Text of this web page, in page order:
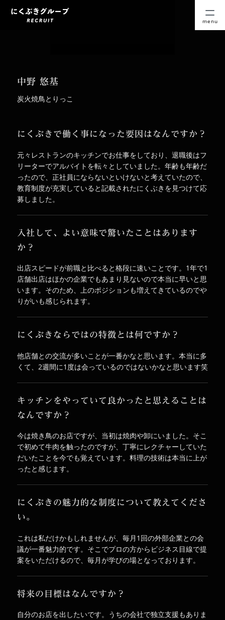
menu
中野 悠基
炭火焼鳥とりっこ
にくぶきで働く事になった要因はなんですか？
元々レストランのキッチンでお仕事をしており、退職後はフ
リーターでアルバイトを転々としていました。年齢も年齢だ
ったので、正社員にならないといけないと考えていたので、
教育制度が充実していると記載されたにくぶきを見つけて応
募しました。
入社して、よい意味で驚いたことはあります
か？
出店スピードが前職と比べると格段に速いことです。1年で1
店舗出店はほかの企業でもあまり見ないので本当に早いと思
います。そのため、上のポジションも増えてきているのでや
りがいも感じられます。
にくぶきならではの特徴とは何ですか？
他店舗との交流が多いことが一番かなと思います。本当に多
くて、2週間に1度は会っているのではないかなと思います笑
キッチンをやっていて良かったと思えることは
なんですか？
今は焼き鳥のお店ですが、当初は焼肉や卸にいました。そこ
で初めて牛肉を触ったのですが、丁寧にレクチャーしていた
だいたことを今でも覚えています。料理の技術は本当に上が
ったと感じます。
にくぶきの魅力的な制度について教えてくださ
い。
これは私だけかもしれませんが、毎月1回の外部企業との会
議が一番魅力的です。そこでプロの方からビジネス目線で提
案をいただけるので、毎月が学びの場となっております。
将来の目標はなんですか？
自分のお店を出したいです。うちの会社で独立支援もありま